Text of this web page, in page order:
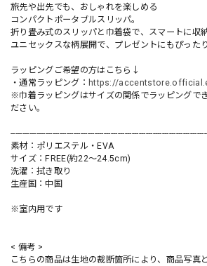
旅先や出先でも、おしゃれを楽しめる
コンパクトポータブルスリッパ。
折り畳み式のスリッパと巾着袋で、スマートに収
ユニセックスな柄展開で、プレゼントにもぴった
ラッピングご希望の方はこちら↓
・通常ラッピング： https://
※巾着ラッピングはサイズの関係でラッピングで
ださい。
素材：ポリエステル・EVA
サイズ：FREE(約22～24.5cm)
洗濯：拭き取り
生産国：中国
※室内用です
< 備考 >
こちらの商品は生地の裁断箇所により、商品写真